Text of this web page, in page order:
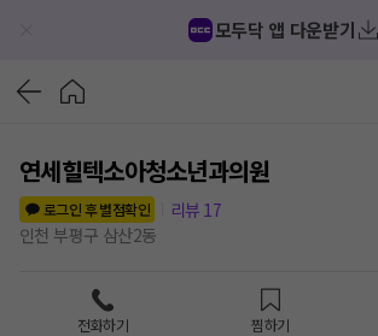
모두닥 앱 다운받기
연세힐텍소아청소년과의원
로그인 후 별점확인
리뷰 17
인천 부평구 삼산2동
전화하기 찜하기